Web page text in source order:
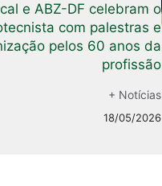
e ABZ-DF celebram o
com palestras e
pelos 60 anos da
profissão
+ Notícias
18/05/2026